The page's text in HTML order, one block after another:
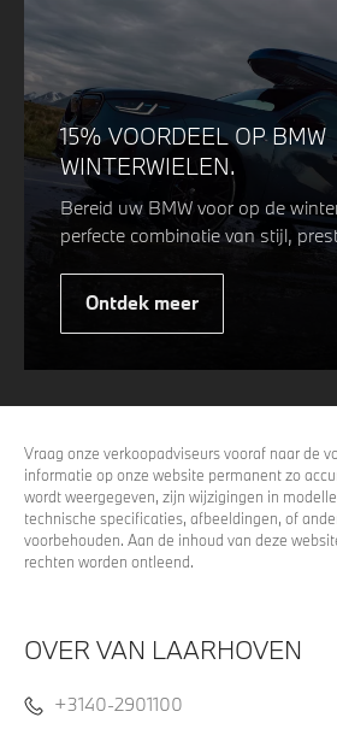
15% VOORDEEL OP BMW
WINTERWIELEN.
Bereid uw BMW voor op de
perfecte combinatie van stijl,
veiligheid. Of u nu kiest voor een
elegante look, onze winterwielen
ontworpen om uw rijervaring te
weersomstandigheden.
voordeel.
Ontdek meer
Vraag onze verkoopadviseurs vooraf naar de
informatie op onze website permanent zo
wordt weergegeven, zijn wijzigingen in
technische specificaties, afbeeldingen, of
voorbehouden. Aan de inhoud van deze
rechten worden ontleend.
OVER VAN LAARHOVEN
+3140-2901100